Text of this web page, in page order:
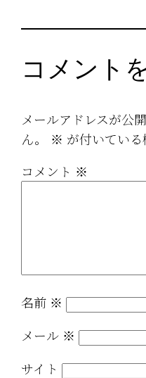
コメント
メールアドレスが公
ん。
※ が付いてい
コメント ※
名前 ※
メール ※
サイト